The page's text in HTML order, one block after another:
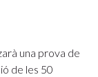
una prova de
de les 50